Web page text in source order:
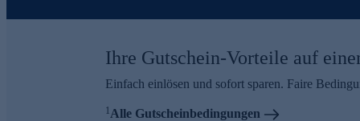
Ihre Gutschein-Vorteile auf
Einfach einlösen und sofort sparen. Faire
1Alle Gutscheinbedingungen